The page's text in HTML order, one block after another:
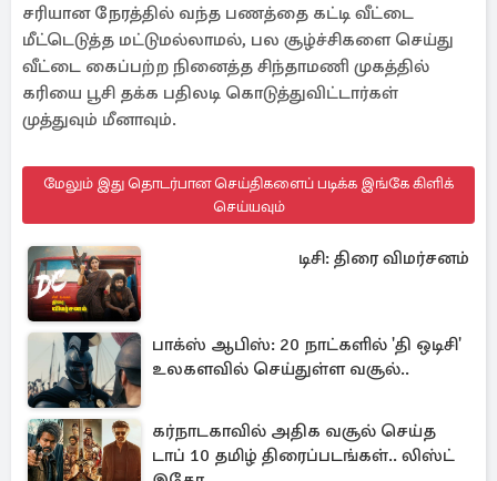
சரியான நேரத்தில் வந்த பணத்தை கட்டி வீட்டை
மீட்டெடுத்த மட்டுமல்லாமல், பல சூழ்ச்சிகளை செய்து
வீட்டை கைப்பற்ற நினைத்த சிந்தாமணி முகத்தில்
கரியை பூசி தக்க பதிலடி கொடுத்துவிட்டார்கள்
முத்துவும் மீனாவும்.
மேலும் இது தொடர்பான செய்திகளைப் படிக்க இங்கே கிளிக்
செய்யவும்
டிசி: திரை விமர்சனம்
பாக்ஸ் ஆபிஸ்: 20 நாட்களில் 'தி ஒடிசி'
உலகளவில் செய்துள்ள வசூல்..
கர்நாடகாவில் அதிக வசூல் செய்த
டாப் 10 தமிழ் திரைப்படங்கள்.. லிஸ்ட்